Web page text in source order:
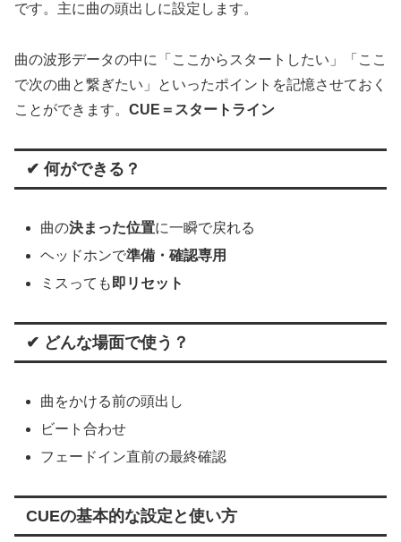
です。主に曲の頭出しに設定します。
曲の波形データの中に「ここからスタートしたい」「ここ
で次の曲と繋ぎたい」といったポイントを記憶させておく
ことができます。 CUE＝スタートライン
✔ 何ができる？
曲の決まった位置に一瞬で戻れる
ヘッドホンで準備・確認専用
ミスっても 即リセット
✔ どんな場面で使う？
曲をかける前の頭出し
ビート合わせ
フェードイン直前の最終確認
CUEの基本的な設定と使い方